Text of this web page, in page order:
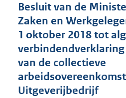
Besluit van de
Zaken en
1 oktober 2018 tot
van de collectieve
Uitgeverijbedrijf